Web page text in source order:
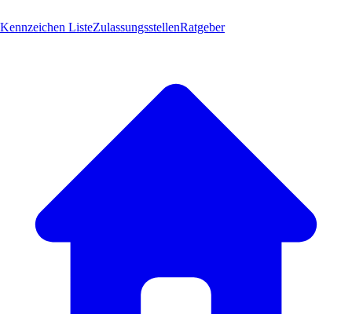
Kennzeichen ListeZulassungsstellenRatgeber